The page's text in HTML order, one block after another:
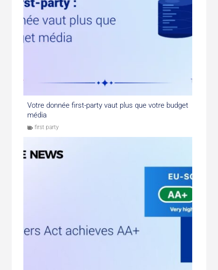
Votre donnée first-party vaut plus que votre budget
média
first party